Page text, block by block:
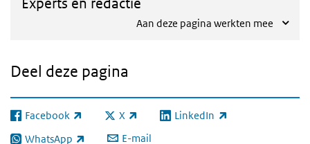
Experts en redactie
Aan deze pagina werkten mee
Deel deze pagina
Facebook
(externe link) X
(externe link) LinkedIn
(externe link)
WhatsApp
E-mail